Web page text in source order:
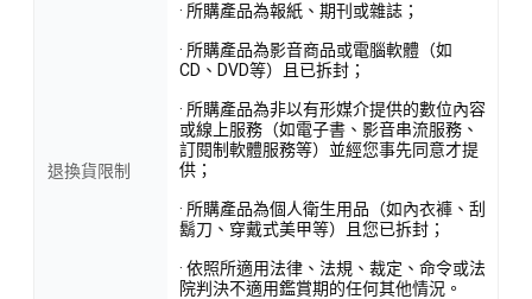
退換貨限制
· 所購產品為報紙、期刊或雜誌；
· 所購產品為影音商品或電腦軟體（如
CD、DVD等）且已拆封；
· 所購產品為非以有形媒介提供的數位內容
或線上服務（如電子書、影音串流服務、
訂閱制軟體服務等）並經您事先同意才提
供；
· 所購產品為個人衛生用品（如內衣褲、刮
鬍刀、穿戴式美甲等）且您已拆封；
· 依照所適用法律、法規、裁定、命令或法
院判決不適用鑑賞期的任何其他情況。